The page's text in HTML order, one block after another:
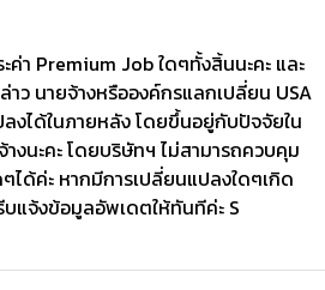
ค่า Premium Job ใดๆทั้งสิ้นนะคะ และ
ว นายจ้างหรือองค์กรแลกเปลี่ยน USA
งได้ในภายหลัง โดยขึ้นอยู่กับปัจจัยใน
งนะคะ โดยบริษัทฯ ไม่สามารถควบคุม
ได้ค่ะ หากมีการเปลี่ยนแปลงใดๆเกิด
แจ้งข้อมูลอัพเดตให้ทันทีค่ะ S